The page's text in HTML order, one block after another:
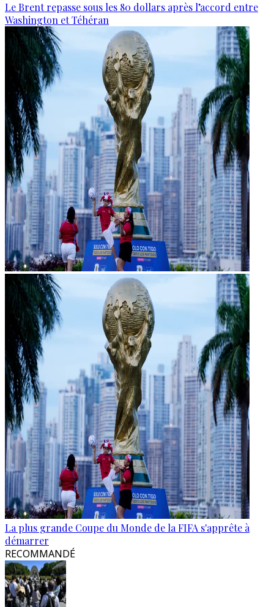
Le Brent repasse sous les 80 dollars après l’accord entre
Washington et Téhéran
La plus grande Coupe du Monde de la FIFA s'apprête à
démarrer
RECOMMANDÉ